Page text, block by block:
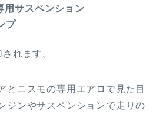
用サスペンション
プ
れます。
とニスモの専用エアロで見た目
ジンやサスペンションで走りの